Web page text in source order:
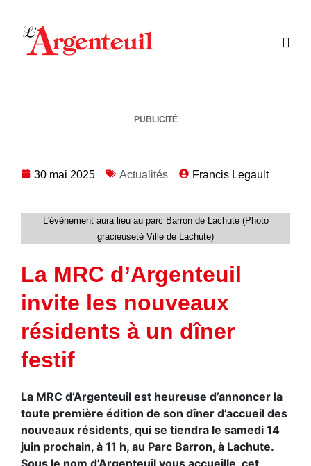
PUBLICITÉ
30 mai 2025 Actualités Francis Legault
L'événement aura lieu au parc Barron de Lachute (Photo
gracieuseté Ville de Lachute)
La MRC d’Argenteuil
invite les nouveaux
résidents à un dîner
festif
La MRC d’Argenteuil est heureuse d’annoncer la
toute première édition de son dîner d’accueil des
nouveaux résidents, qui se tiendra le samedi 14
juin prochain, à 11 h, au Parc Barron, à Lachute.
Sous le nom d’Argenteuil vous accueille, cet